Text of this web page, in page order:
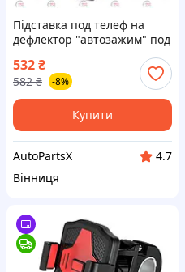
Підставка под телеф на
дефлектор "автозажим" под
532₴
582 ₴ -8%
Купити
AutoPartsX
4.7
Вінниця